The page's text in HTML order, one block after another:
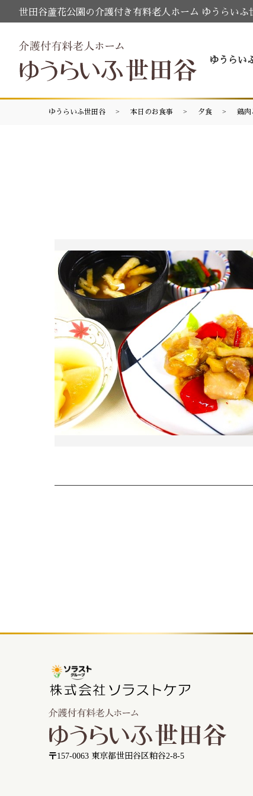
世田谷蘆花公園の介護付き有料老人ホーム ゆうらいふ
ゆうらい
ゆうらいふ世田谷 本日のお食事 夕食 鶏肉
〒157-0063 東京都世田谷区粕谷2-8-5